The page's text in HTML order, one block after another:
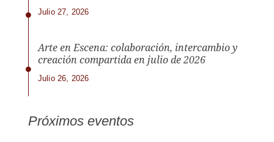
Julio 27, 2026
Arte en Escena: colaboración, intercambio y
creación compartida en julio de 2026
Julio 26, 2026
Próximos eventos